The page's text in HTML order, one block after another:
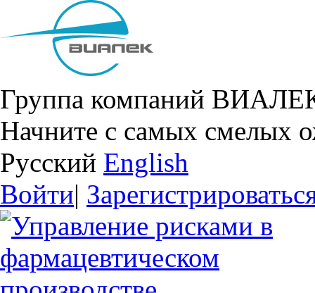
Группа компаний
Начните с самых смелых
Русский English
Войти|